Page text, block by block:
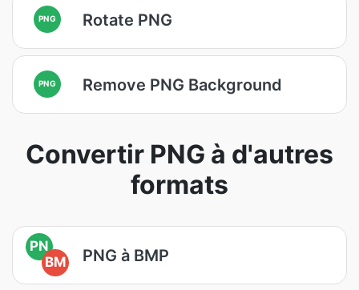
PNG Rotate PNG
PNG Remove PNG Background
Convertir PNG à d'autres
formats
PN
BM
PNG à BMP